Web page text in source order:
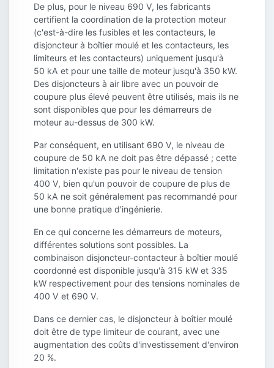
De plus, pour le niveau 690 V, les fabricants
certifient la coordination de la protection moteur
(c'est-à-dire les fusibles et les contacteurs, le
disjoncteur à boîtier moulé et les contacteurs, les
limiteurs et les contacteurs) uniquement jusqu'à
50 kA et pour une taille de moteur jusqu'à 350 kW.
Des disjoncteurs à air libre avec un pouvoir de
coupure plus élevé peuvent être utilisés, mais ils ne
sont disponibles que pour les démarreurs de
moteur au-dessus de 300 kW.
Par conséquent, en utilisant 690 V, le niveau de
coupure de 50 kA ne doit pas être dépassé ; cette
limitation n'existe pas pour le niveau de tension
400 V, bien qu'un pouvoir de coupure de plus de
50 kA ne soit généralement pas recommandé pour
une bonne pratique d'ingénierie.
En ce qui concerne les démarreurs de moteurs,
différentes solutions sont possibles. La
combinaison disjoncteur-contacteur à boîtier moulé
coordonné est disponible jusqu'à 315 kW et 335
kW respectivement pour des tensions nominales de
400 V et 690 V.
Dans ce dernier cas, le disjoncteur à boîtier moulé
doit être de type limiteur de courant, avec une
augmentation des coûts d'investissement d'environ
20 %.